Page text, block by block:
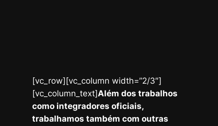
[vc_row][vc_column width=”2/3″]
[vc_column_text]Além dos trabalhos
como integradores oficiais,
trabalhamos também com outras